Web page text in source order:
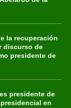
la recuperación
discurso de
presidente de
presidente de
en